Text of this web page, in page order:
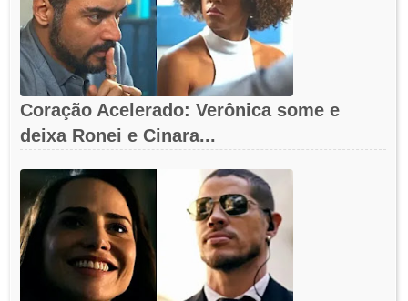
Coração Acelerado: Verônica some e
deixa Ronei e Cinara...